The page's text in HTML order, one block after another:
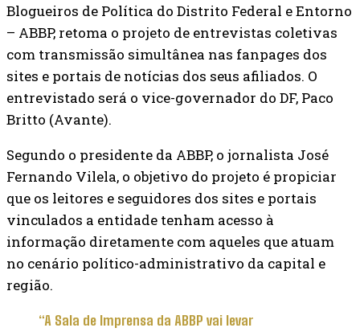
Blogueiros de Política do Distrito Federal e Entorno
– ABBP, retoma o projeto de entrevistas coletivas
com transmissão simultânea nas fanpages dos
sites e portais de notícias dos seus afiliados. O
entrevistado será o vice-governador do DF, Paco
Britto (Avante).
Segundo o presidente da ABBP, o jornalista José
Fernando Vilela, o objetivo do projeto é propiciar
que os leitores e seguidores dos sites e portais
vinculados a entidade tenham acesso à
informação diretamente com aqueles que atuam
no cenário político-administrativo da capital e
região.
“A Sala de Imprensa da ABBP vai levar